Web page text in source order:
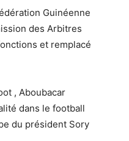
Guinéenne
des Arbitres
et remplacé
, Aboubacar
dans le football
du président Sory